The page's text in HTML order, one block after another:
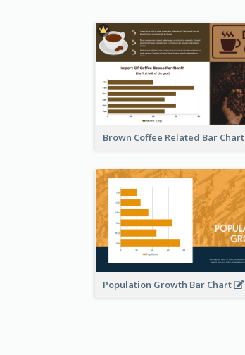
Brown Coffee Related Bar Chart
Population Growth Bar Chart